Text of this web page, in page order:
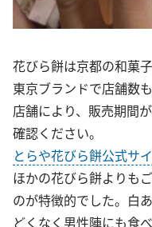
花びら餅は京都の和菓
東京ブランドで店舗数
店舗により、販売期間
確認ください。
とらや花びら餅公式サ
ほかの花びら餅よりも
のが特徴的でした。白
どくなく男性陣にも食